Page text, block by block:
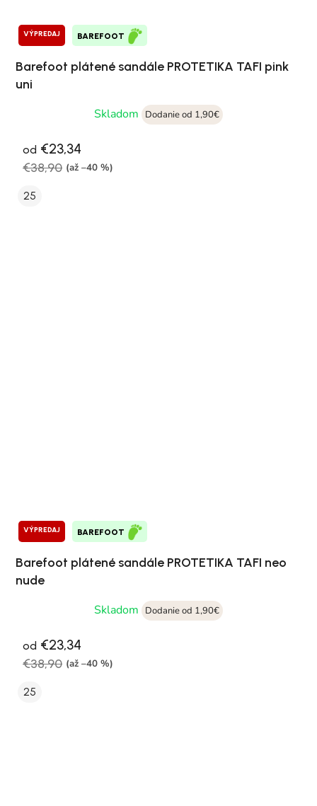
VÝPREDAJ BAREFOOT
Barefoot plátené sandále PROTETIKA TAFI pink
uni
Skladom
Dodanie od 1,90€
od €23,34
€38,90 (až –40 %)
25
VÝPREDAJ BAREFOOT
Barefoot plátené sandále PROTETIKA TAFI neo
nude
Skladom
Dodanie od 1,90€
od €23,34
€38,90 (až –40 %)
25